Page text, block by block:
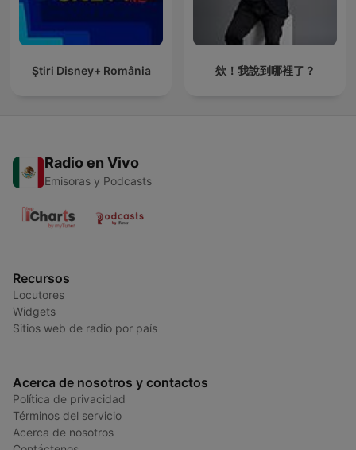
Ştiri Disney+ România 欸！我說到哪裡了？
Radio en Vivo
Emisoras y Podcasts
Recursos
Locutores
Widgets
Sitios web de radio por país
Acerca de nosotros y contactos
Política de privacidad
Términos del servicio
Acerca de nosotros